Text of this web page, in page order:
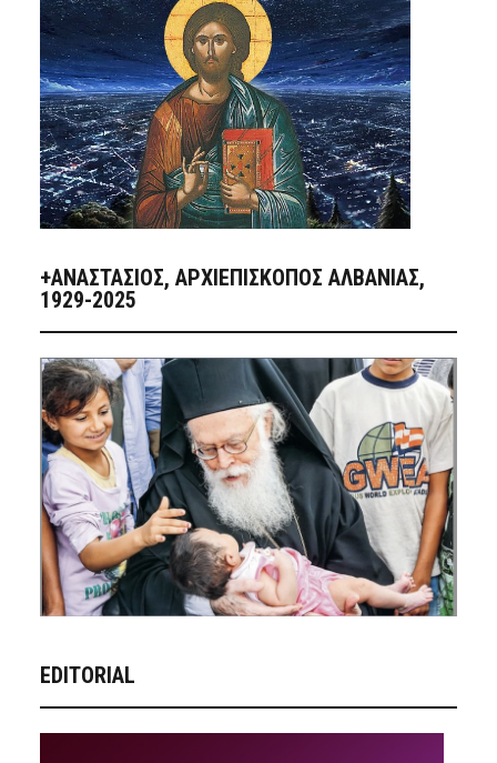
+ΑΝΑΣΤΆΣΙΟΣ, ΑΡΧΙΕΠΊΣΚΟΠΟΣ ΑΛΒΑΝΊΑΣ,
1929-2025
EDITORIAL